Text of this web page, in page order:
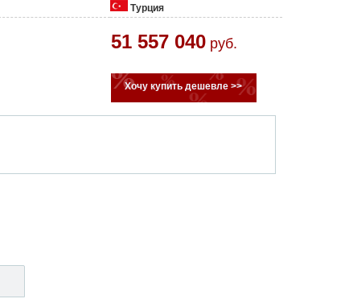
Турция
51 557 040 руб.
Хочу купить дешевле >>